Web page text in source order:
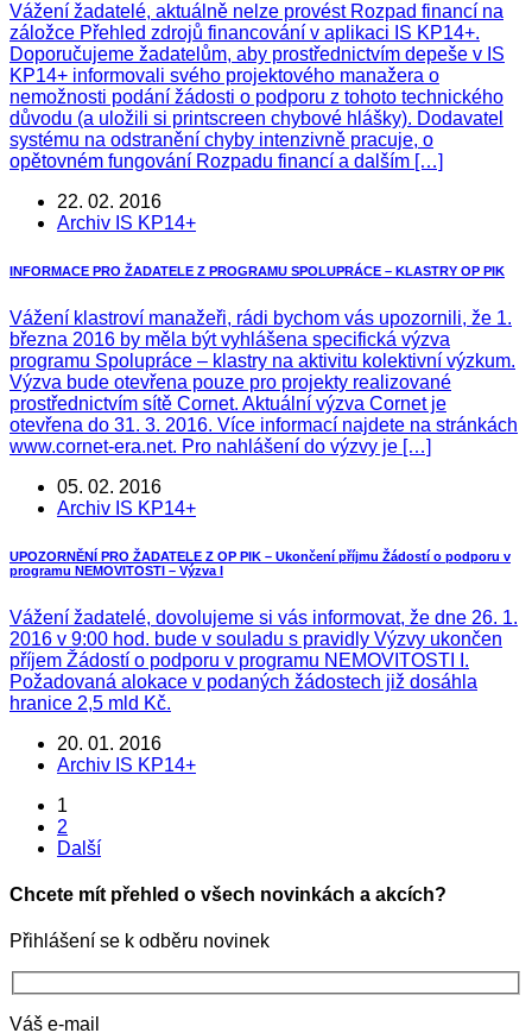
Vážení žadatelé, aktuálně nelze provést Rozpad financí na
záložce Přehled zdrojů financování v aplikaci IS KP14+.
Doporučujeme žadatelům, aby prostřednictvím depeše v IS
KP14+ informovali svého projektového manažera o
nemožnosti podání žádosti o podporu z tohoto technického
důvodu (a uložili si printscreen chybové hlášky). Dodavatel
systému na odstranění chyby intenzivně pracuje, o
opětovném fungování Rozpadu financí a dalším […]
22. 02. 2016
Archiv IS KP14+
INFORMACE PRO ŽADATELE Z PROGRAMU SPOLUPRÁCE – KLASTRY OP PIK
Vážení klastroví manažeři, rádi bychom vás upozornili, že 1.
března 2016 by měla být vyhlášena specifická výzva
programu Spolupráce – klastry na aktivitu kolektivní výzkum.
Výzva bude otevřena pouze pro projekty realizované
prostřednictvím sítě Cornet. Aktuální výzva Cornet je
otevřena do 31. 3. 2016. Více informací najdete na stránkách
www.cornet-era.net. Pro nahlášení do výzvy je […]
05. 02. 2016
Archiv IS KP14+
UPOZORNĚNÍ PRO ŽADATELE Z OP PIK – Ukončení příjmu Žádostí o podporu v
programu NEMOVITOSTI – Výzva I
Vážení žadatelé, dovolujeme si vás informovat, že dne 26. 1.
2016 v 9:00 hod. bude v souladu s pravidly Výzvy ukončen
příjem Žádostí o podporu v programu NEMOVITOSTI I.
Požadovaná alokace v podaných žádostech již dosáhla
hranice 2,5 mld Kč.
20. 01. 2016
Archiv IS KP14+
1
2
Další
Chcete mít přehled o všech novinkách a akcích?
Přihlášení se k odběru novinek
Váš e-mail